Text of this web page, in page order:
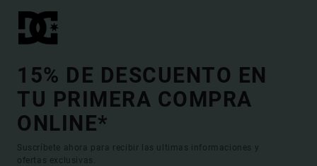
15% DE DESCUENTO EN
TU PRIMERA COMPRA
ONLINE*
Suscríbete ahora para recibir las ultimas informaciones y
ofertas exclusivas.